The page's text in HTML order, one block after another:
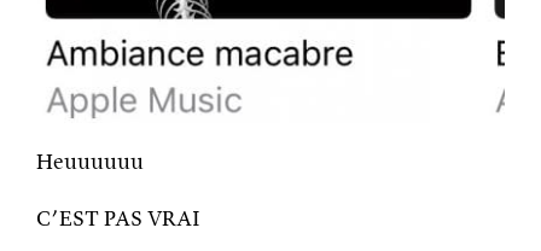
Heuuuuuu
C’EST PAS VRAI